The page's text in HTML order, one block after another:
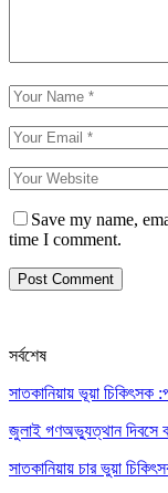
Save my name,
time I comment.
সর্বশেষ
সাতকানিয়ায় ভূয়া চিকিৎসক
জুলাই গণঅভ্যুত্থান দিবসে
সাতকানিয়ায় চার ভুয়া